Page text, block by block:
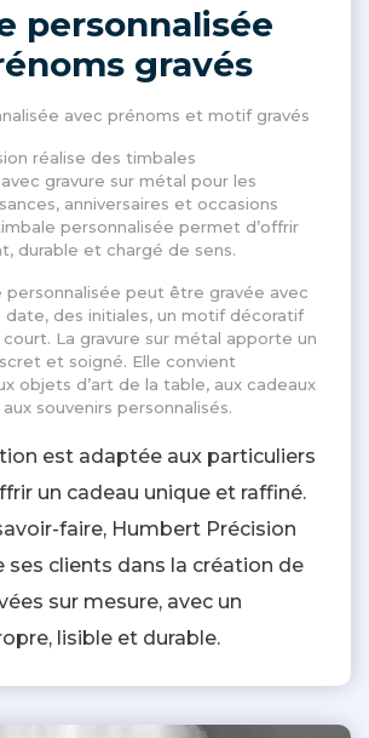
personnalisée
gravés
avec prénoms et motif gravés
réalise des timbales
gravure sur métal pour les
anniversaires et occasions
personnalisée permet d’offrir
durable et chargé de sens.
personnalisée peut être gravée avec
date, des initiales, un motif décoratif
La gravure sur métal apporte un
et soigné. Elle convient
objets d’art de la table, aux cadeaux
souvenirs personnalisés.
est adaptée aux particuliers
un cadeau unique et raffiné.
faire, Humbert Précision
ses clients dans la création de
sur mesure, avec un
lisible et durable.